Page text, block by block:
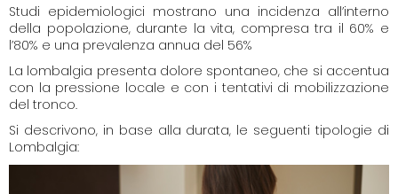
Studi epidemiologici mostrano una incidenza all’interno
della popolazione, durante la vita, compresa tra il 60% e
l’80% e una prevalenza annua del 56%
La lombalgia presenta dolore spontaneo, che si accentua
con la pressione locale e con i tentativi di mobilizzazione
del tronco.
Si descrivono, in base alla durata, le seguenti tipologie di
Lombalgia: